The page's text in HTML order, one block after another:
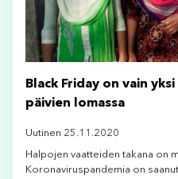
Black Friday on vain
päivien lomassa
Uutinen 25.11.2020
Halpojen vaatteiden takana on
Koronaviruspandemia on